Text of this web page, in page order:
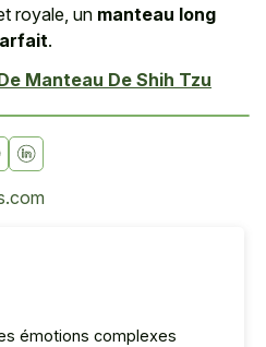
royale, un manteau long
.
Manteau De Shih Tzu
émotions complexes